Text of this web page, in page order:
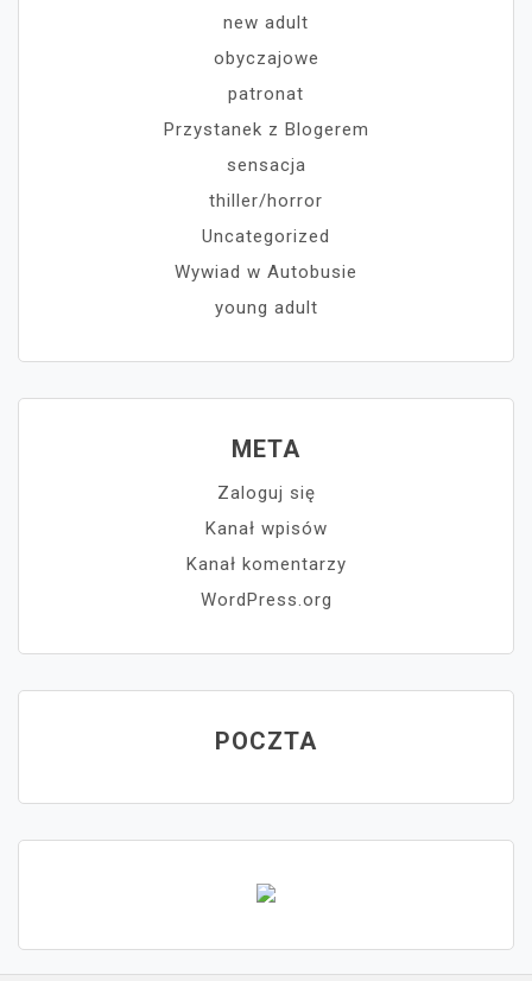
new adult
obyczajowe
patronat
Przystanek z Blogerem
sensacja
thiller/horror
Uncategorized
Wywiad w Autobusie
young adult
META
Zaloguj się
Kanał wpisów
Kanał komentarzy
WordPress.org
POCZTA